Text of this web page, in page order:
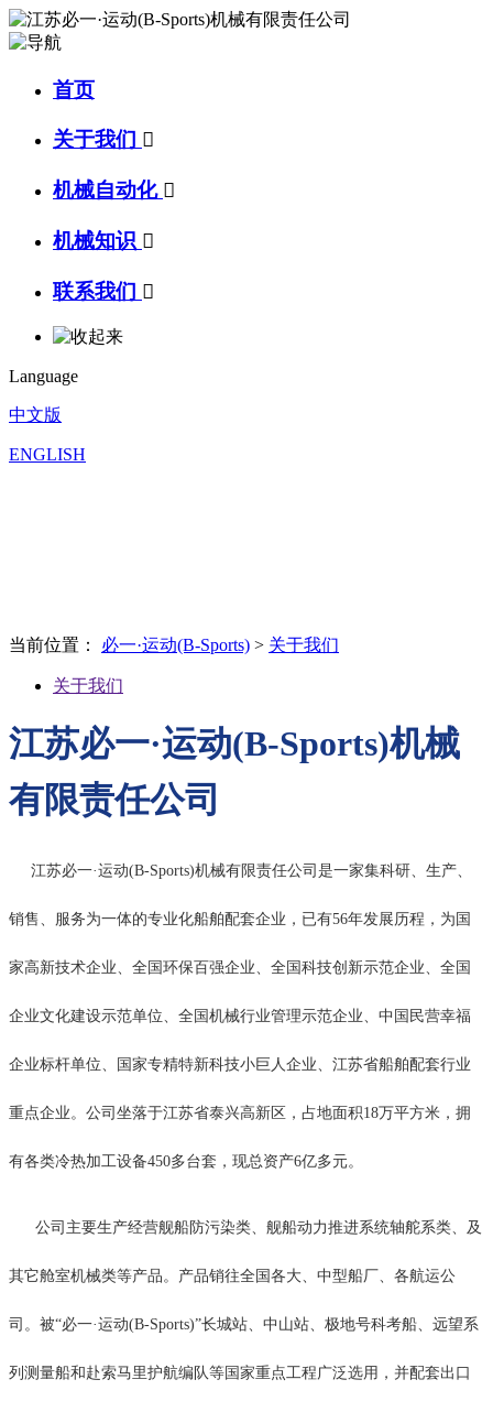
首页
关于我们 
机械自动化 
机械知识 
联系我们 
Language
中文版
ENGLISH
当前位置： 必一·运动(B-Sports) > 关于我们
关于我们
江苏必一·运动(B-Sports)机械
有限责任公司
江苏必一·运动(B-Sports)机械有限责任公司是一家集科研、生产、
销售、服务为一体的专业化船舶配套企业，已有56年发展历程，为国
家高新技术企业、全国环保百强企业、全国科技创新示范企业、全国
企业文化建设示范单位、全国机械行业管理示范企业、中国民营幸福
企业标杆单位、国家专精特新科技小巨人企业、江苏省船舶配套行业
重点企业。公司坐落于江苏省泰兴高新区，占地面积18万平方米，拥
有各类冷热加工设备450多台套，现总资产6亿多元。
公司主要生产经营舰船防污染类、舰船动力推进系统轴舵系类、及
其它舱室机械类等产品。产品销往全国各大、中型船厂、各航运公
司。被“必一·运动(B-Sports)”长城站、中山站、极地号科考船、远望系
列测量船和赴索马里护航编队等国家重点工程广泛选用，并配套出口